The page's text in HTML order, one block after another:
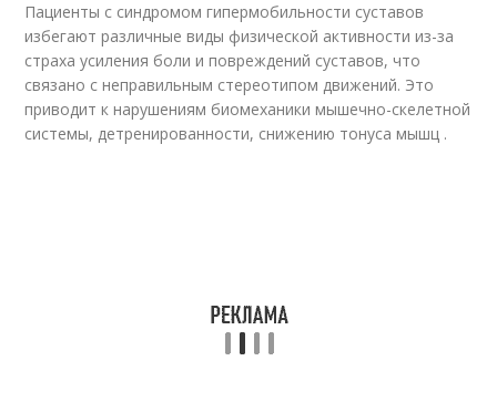
Пациенты с синдромом гипермобильности суставов
избегают различные виды физической активности из-за
страха усиления боли и повреждений суставов, что
связано с неправильным стереотипом движений. Это
приводит к нарушениям биомеханики мышечно-скелетной
системы, детренированности, снижению тонуса мышц .